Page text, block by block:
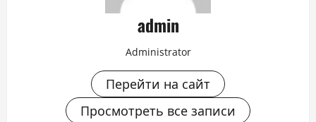
admin
Administrator
Перейти на сайт
Просмотреть все записи